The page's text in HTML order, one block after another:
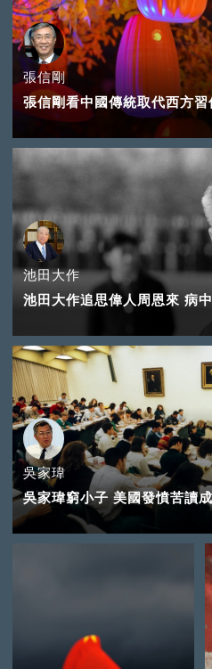
張信剛
張信剛看中國傳統取代西方習
池田大作
池田大作追思偉人周恩來 病
吳家瑋
吳家瑋窮小子 美國發憤苦讀